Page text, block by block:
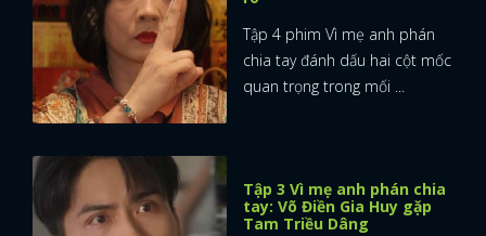
Tập 4 phim Vì mẹ anh phán
chia tay đánh dấu hai cột mốc
quan trọng trong mối ...
Tập 3 Vì mẹ anh phán chia
tay: Võ Điền Gia Huy gặp
Tam Triều Dâng